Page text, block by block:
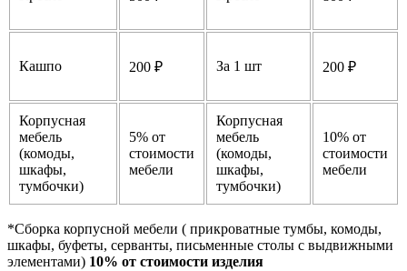
Кашпо 200 ₽ За 1 шт 200 ₽
Корпусная
мебель
(комоды,
шкафы,
тумбочки)
5% от
стоимости
мебели
Корпусная
мебель
(комоды,
шкафы,
тумбочки)
10% от
стоимости
мебели
*Сборка корпусной мебели ( прикроватные тумбы, комоды,
шкафы, буфеты, серванты, письменные столы с выдвижными
элементами) 10% от стоимости изделия